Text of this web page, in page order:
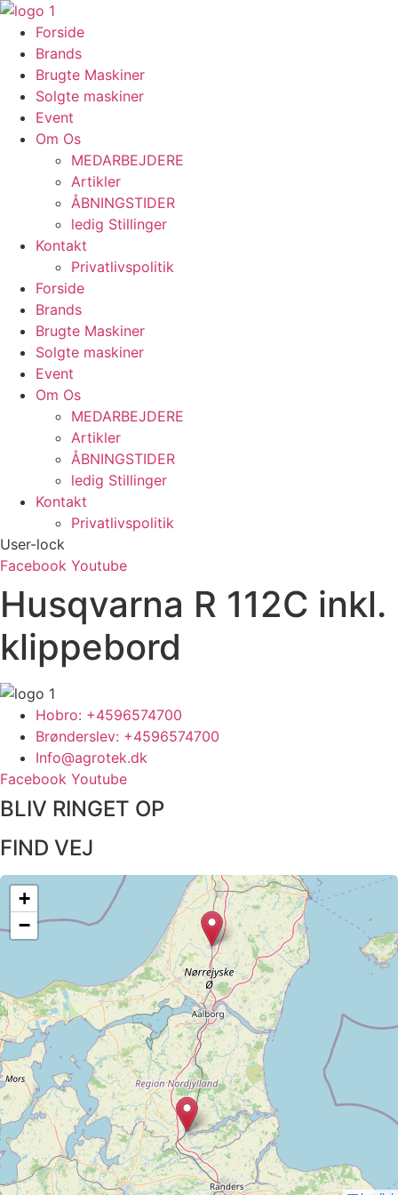
Videre
indhold
Forside
Brands
Brugte Maskiner
Solgte maskiner
Event
Om Os
MEDARBEJDERE
Artikler
ÅBNINGSTIDER
ledig Stillinger
Kontakt
Privatlivspolitik
Forside
Brands
Brugte Maskiner
Solgte maskiner
Event
Om Os
MEDARBEJDERE
Artikler
ÅBNINGSTIDER
ledig Stillinger
Kontakt
Privatlivspolitik
User-lock
Facebook Youtube
Husqvarna R 112C inkl.
klippebord
Hobro: +4596574700
Brønderslev: +4596574700
Info@agrotek.dk
Facebook Youtube
BLIV RINGET OP​
FIND VEJ​
+
−